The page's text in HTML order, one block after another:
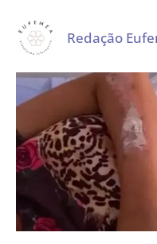
Redação